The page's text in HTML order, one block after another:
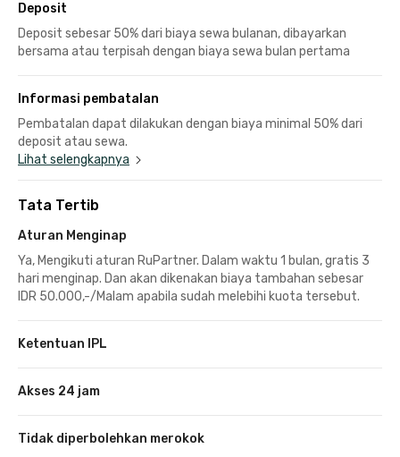
Deposit
Deposit sebesar 50% dari biaya sewa bulanan, dibayarkan
bersama atau terpisah dengan biaya sewa bulan pertama
Informasi pembatalan
Pembatalan dapat dilakukan dengan biaya minimal 50% dari
deposit atau sewa.
Lihat selengkapnya
Tata Tertib
Aturan Menginap
Ya, Mengikuti aturan RuPartner. Dalam waktu 1 bulan, gratis 3
hari menginap. Dan akan dikenakan biaya tambahan sebesar
IDR 50.000,-/Malam apabila sudah melebihi kuota tersebut.
Ketentuan IPL
Akses 24 jam
Tidak diperbolehkan merokok